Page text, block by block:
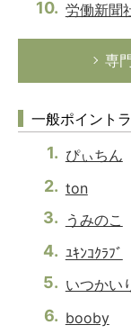
労働新聞
専
一般ポイント
ぴぃちん
ton
うみのこ
ﾕｷﾝｺｸﾗﾌﾞ
いつかい
booby